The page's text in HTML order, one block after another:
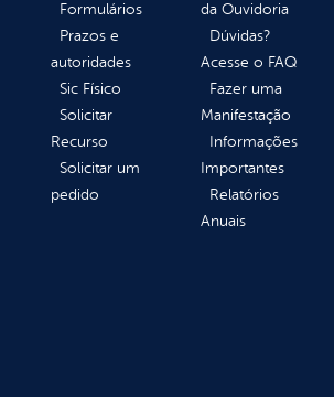
Formulários
Prazos e
autoridades
Sic Físico
Solicitar
Recurso
Solicitar um
pedido
da Ouvidoria
Dúvidas?
Acesse o FAQ
Fazer uma
Manifestação
Informações
Importantes
Relatórios
Anuais